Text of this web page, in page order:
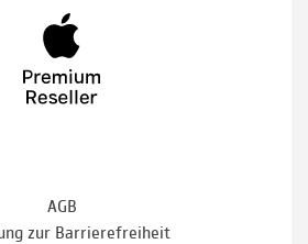
AGB
zur Barrierefreiheit